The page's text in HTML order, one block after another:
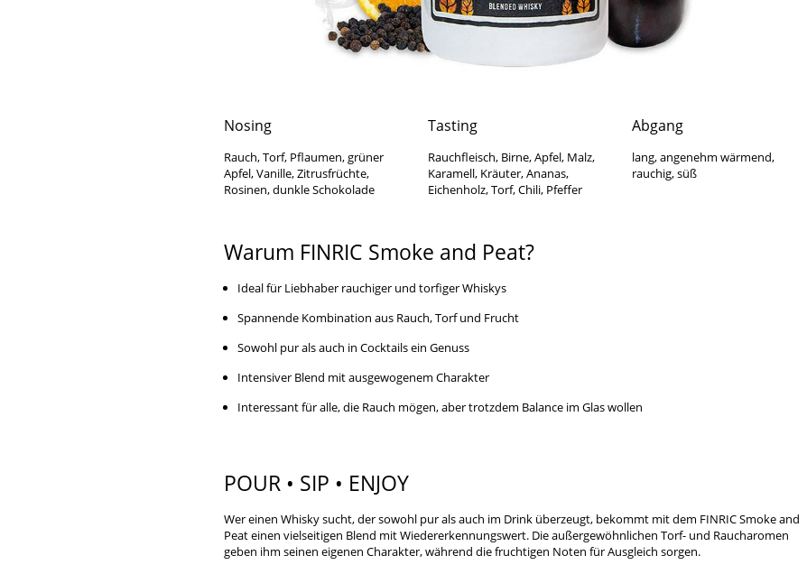
Nosing
Rauch, Torf, Pflaumen, grüner
Apfel, Vanille, Zitrusfrüchte,
Rosinen, dunkle Schokolade
Tasting
Rauchfleisch, Birne, Apfel, Malz,
Karamell, Kräuter, Ananas,
Eichenholz, Torf, Chili, Pfeffer
Abgang
lang, angenehm wärmend,
rauchig, süß
Warum FINRIC Smoke and Peat?
Ideal für Liebhaber rauchiger und torfiger Whiskys
Spannende Kombination aus Rauch, Torf und Frucht
Sowohl pur als auch in Cocktails ein Genuss
Intensiver Blend mit ausgewogenem Charakter
Interessant für alle, die Rauch mögen, aber trotzdem Balance im Glas wollen
POUR • SIP • ENJOY
Wer einen Whisky sucht, der sowohl pur als auch im Drink überzeugt, bekommt mit dem FINRIC Smoke and
Peat einen vielseitigen Blend mit Wiedererkennungswert. Die außergewöhnlichen Torf- und Raucharomen
geben ihm seinen eigenen Charakter, während die fruchtigen Noten für Ausgleich sorgen.